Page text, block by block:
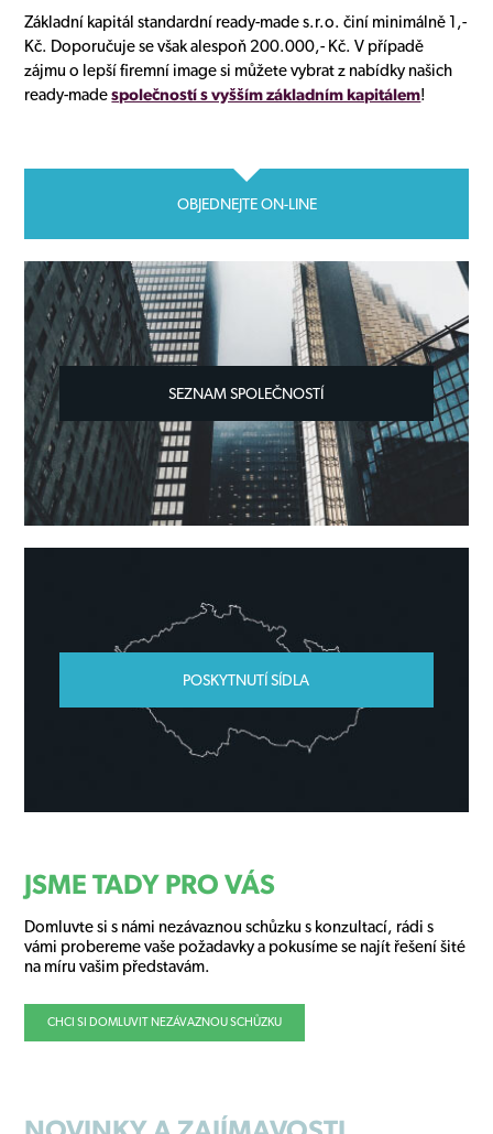
Základní kapitál standardní ready-made s.r.o. činí minimálně 1,-
Kč. Doporučuje se však alespoň 200.000,- Kč. V případě
zájmu o lepší firemní image si můžete vybrat z nabídky našich
ready-madespolečností s vyšším základním kapitálem!
OBJEDNEJTE ON-LINE
SEZNAM SPOLEČNOSTÍ
POSKYTNUTÍ SÍDLA
JSME TADY PRO VÁS
Domluvte si s námi nezávaznou schůzku s konzultací, rádi s
vámi probereme vaše požadavky a pokusíme se najít řešení šité
na míru vašim představám.
CHCI SI DOMLUVIT NEZÁVAZNOU SCHŮZKU